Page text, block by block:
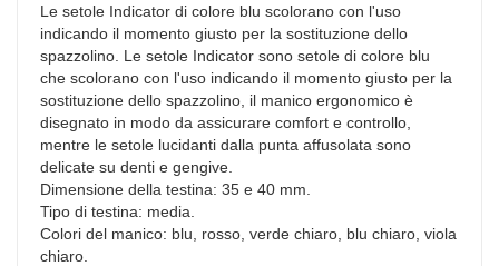
Le setole Indicator di colore blu scolorano con l'uso
indicando il momento giusto per la sostituzione dello
spazzolino. Le setole Indicator sono setole di colore blu
che scolorano con l'uso indicando il momento giusto per la
sostituzione dello spazzolino, il manico ergonomico è
disegnato in modo da assicurare comfort e controllo,
mentre le setole lucidanti dalla punta affusolata sono
delicate su denti e gengive.
Dimensione della testina: 35 e 40 mm.
Tipo di testina: media.
Colori del manico: blu, rosso, verde chiaro, blu chiaro, viola
chiaro.